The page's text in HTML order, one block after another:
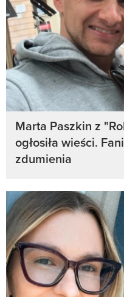
Marta Paszkin z
ogłosiła wieści.
zdumienia